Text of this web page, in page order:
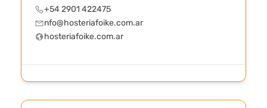
+54 2901 422475
nfo@hosteriafoike.com.ar
hosteriafoike.com.ar